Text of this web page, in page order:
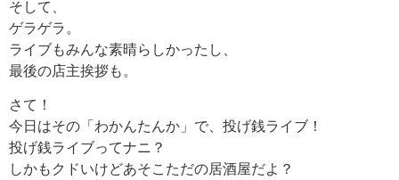
そして、
ゲラゲラ。
ライブもみんな素晴らしかったし、
最後の店主挨拶も。
さて！
今日はその「わかんたんか」で、投げ銭ライブ！
投げ銭ライブってナニ？
しかもクドいけどあそこただの居酒屋だよ？